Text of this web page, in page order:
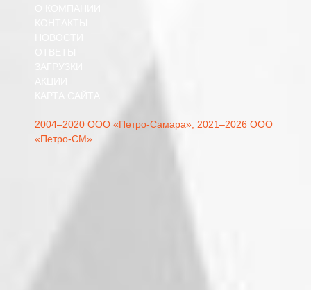
2004–2020 ООО «Петро-Самара», 2021–2026 ООО
«Петро-СМ»